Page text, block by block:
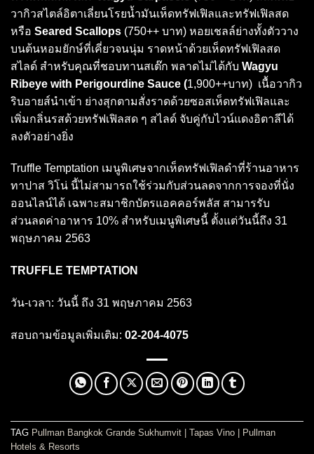
วากิวสไตล์อิตาเลี่ยนโรยน้ำมันเห็ดทรัฟเฟิลและทรัฟเฟิลสด
หรือ Seared Scallops (750++ บาท) หอยเชลล์ย่างทั้งตัววาง
บนต้นหอมยักษ์ที่เคี่ยวจนนุ่ม ราดหน้าด้วยเห็ดทรัฟเฟิลสด
สไลด์ สำหรับคุณที่ชอบทานสเต๊ก พลาดไม่ได้กับ Wagyu
Ribeye with Perigourdine Sauce (1,900++บาท) เนื้อวากิว
ริบอายส์นำเข้า ย่างสุกตามสั่งราดด้วยซอสเห็ดทรัฟเฟิลและ
เพิ่มกลิ่นรสด้วยทรัฟเฟิลสด ๆ สไลด์ จับคู่กับไวน์แดงอิตาลีได้
ลงตัวอย่างยิ่ง
Truffle Temptation เมนูพิเศษจากเห็ดทรัฟเฟิลดำที่ร้านอาหาร
ทาปาส วิโน่ นี้ไม่สามารถใช้ร่วมกับส่วนลดจากการจองที่นั่ง
ออนไลน์ได้ เฉพาะสมาชิกบัตรแอคคอร์พลัส สามารรับ
ส่วนลดค่าอาหาร 10% สำหรับเมนูพิเศษนี้ ตั้งแต่วันนี้ถึง 31
พฤษภาคม 2563
TRUFFLE TEMPTATION
วัน-เวลา: วันนี้ ถึง 31 พฤษภาคม 2563
สอบถามข้อมูลเพิ่มเติม: 02-204-4075
TAG Pullman Bangkok Grande Sukhumvit Tapas Vino
Pullman
Hotels & Resorts